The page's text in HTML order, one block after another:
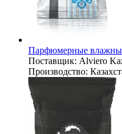
Парфюмерные
Поставщик: Alviero
Производство: